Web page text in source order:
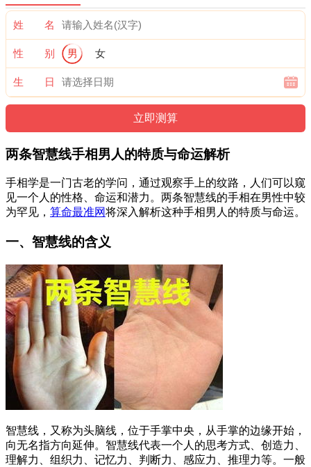
姓 名
性 别 男 女
生 日
两条智慧线手相男人的特质与命运解析
手相学是一门古老的学问，通过观察手上的纹路，人们可以窥
见一个人的性格、命运和潜力。两条智慧线的手相在男性中较
为罕见， 算命最准网将深入解析这种手相男人的特质与命运。
一、智慧线的含义
智慧线，又称为头脑线，位于手掌中央，从手掌的边缘开始，
向无名指方向延伸。智慧线代表一个人的思考方式、创造力、
理解力、组织力、记忆力、判断力、感应力、推理力等。一般